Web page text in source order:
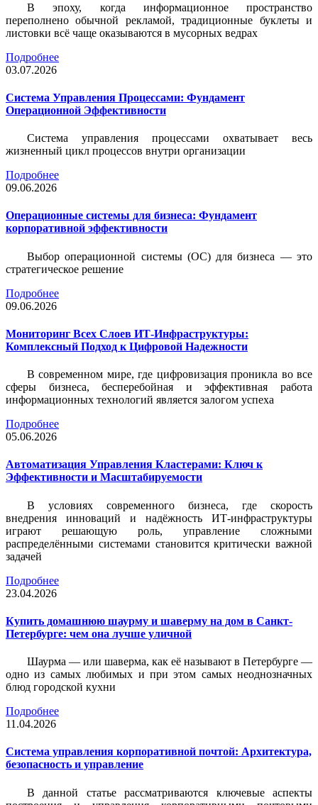
В эпоху, когда информационное пространство
переполнено обычной рекламой, традиционные буклеты и
листовки всё чаще оказываются в мусорных ведрах
Подробнее
03.07.2026
Система Управления Процессами: Фундамент
Операционной Эффективности
Система управления процессами охватывает весь
жизненный цикл процессов внутри организации
Подробнее
09.06.2026
Операционные системы для бизнеса: Фундамент
корпоративной эффективности
Выбор операционной системы (ОС) для бизнеса — это
стратегическое решение
Подробнее
09.06.2026
Мониторинг Всех Слоев ИТ-Инфраструктуры:
Комплексный Подход к Цифровой Надежности
В современном мире, где цифровизация проникла во все
сферы бизнеса, бесперебойная и эффективная работа
информационных технологий является залогом успеха
Подробнее
05.06.2026
Автоматизация Управления Кластерами: Ключ к
Эффективности и Масштабируемости
В условиях современного бизнеса, где скорость
внедрения инноваций и надёжность ИТ-инфраструктуры
играют решающую роль, управление сложными
распределёнными системами становится критически важной
задачей
Подробнее
23.04.2026
Купить домашнюю шаурму и шаверму на дом в Санкт-
Петербурге: чем она лучше уличной
Шаурма — или шаверма, как её называют в Петербурге —
одно из самых любимых и при этом самых неоднозначных
блюд городской кухни
Подробнее
11.04.2026
Система управления корпоративной почтой: Архитектура,
безопасность и управление
В данной статье рассматриваются ключевые аспекты